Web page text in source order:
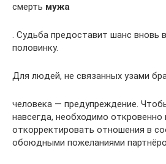
смерть мужа
. Судьба предоставит шанс вновь
половинку.
Для людей, не связанных узами
человека — предупреждение.
навсегда, необходимо откровенно
откорректировать отношения в
обоюдными пожеланиями